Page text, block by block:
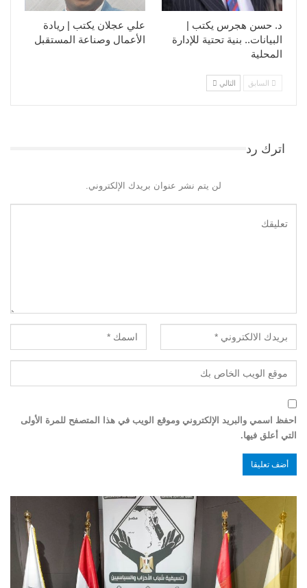
علي عجلان يكتب | ريادة
الأعمال وصناعة المستقبل
د. حسن هجرس يكتب |
البيانات.. بنية تحتية للإدارة
المحلية
السابق التالي
اترك رد
لن يتم نشر عنوان بريدك الإلكتروني.
احفظ اسمي والبريد الإلكتروني وموقع الويب في هذا المتصفح للمرة الأولى
التي أعلق فيها.